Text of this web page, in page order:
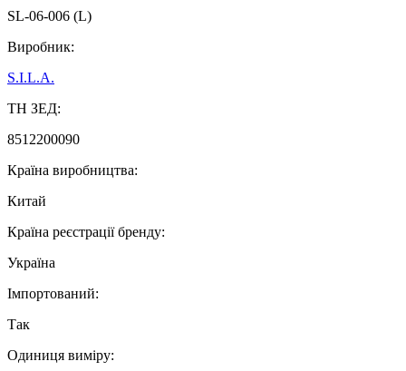
SL-06-006 (L)
Виробник:
S.I.L.A.
ТН ЗЕД:
8512200090
Країна виробництва:
Китай
Країна реєстрації бренду:
Україна
Імпортований:
Так
Одиниця виміру: